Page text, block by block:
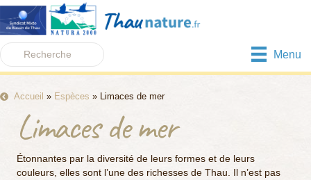
Menu
Accueil » Espèces » Limaces de mer
Limaces de mer
Étonnantes par la diversité de leurs formes et de leurs
couleurs, elles sont l’une des richesses de Thau. Il n’est pas